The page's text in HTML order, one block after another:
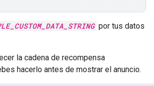
por tus datos
la cadena de recompensa
hacerlo antes de mostrar el anuncio.